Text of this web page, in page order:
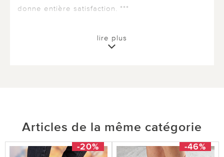
donne entière satisfaction. ***
0 sur 0 ont trouvé cette évaluation utile.
lire plus
Articles de la même catégorie
-20% -46%